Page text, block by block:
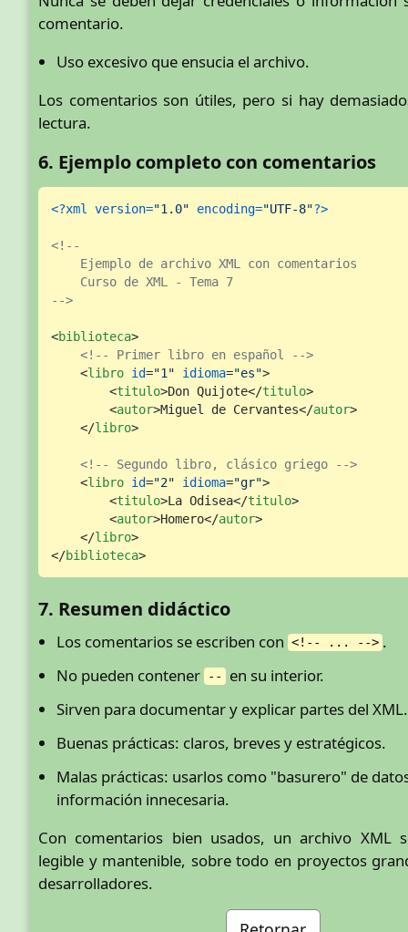
comentario.
Uso excesivo que ensucia el archivo.
Los comentarios son útiles, pero si hay
lectura.
6. Ejemplo completo con comentarios
<?xml version="1.0" encoding="UTF-8"?>
<!--
    Ejemplo de archivo XML con comentarios
    Curso de XML - Tema 7
-->
<biblioteca>
<!-- Primer libro en español -->
<libro id="1" idioma="es">
<titulo>Don Quijote</titulo>
<autor>Miguel de Cervantes</autor>
</libro>
<!-- Segundo libro, clásico griego -->
<libro id="2" idioma="gr">
<titulo>La Odisea</titulo>
<autor>Homero</autor>
</libro>
</biblioteca>
7. Resumen didáctico
Los comentarios se escriben con <!-- ... --> .
No pueden contener
--
en su interior.
Sirven para documentar y explicar partes del XML.
Buenas prácticas: claros, breves y estratégicos.
Malas prácticas: usarlos como "basurero" de
información innecesaria.
Con comentarios bien usados, un archivo XML
legible y mantenible, sobre todo en proyectos
desarrolladores.